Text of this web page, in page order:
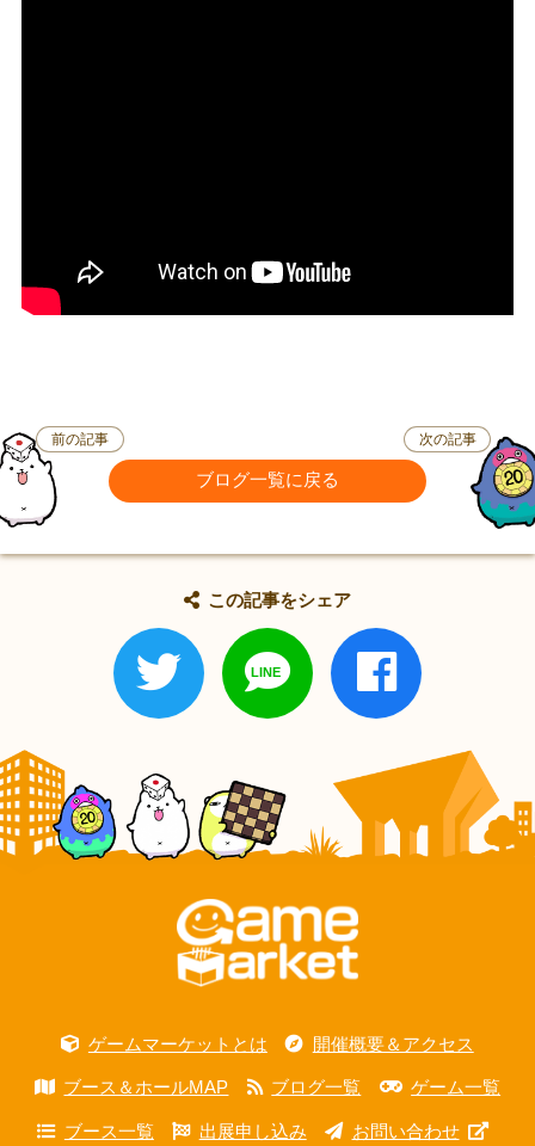
前の記事
ブログ一覧に戻る
次の記事
この記事をシェア
ゲームマーケットとは 開催概要＆アクセス
ブース＆ホールMAP ブログ一覧 ゲーム一覧
ブース一覧 出展申し込み お問い合わせ